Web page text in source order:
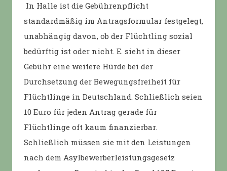
In Halle ist die Gebührenpflicht
standardmäßig im Antragsformular festgelegt,
unabhängig davon, ob der Flüchtling sozial
bedürftig ist oder nicht. E. sieht in dieser
Gebühr eine weitere Hürde bei der
Durchsetzung der Bewegungsfreiheit für
Flüchtlinge in Deutschland. Schließlich seien
10 Euro für jeden Antrag gerade für
Flüchtlinge oft kaum finanzierbar.
Schließlich müssen sie mit den Leistungen
nach dem Asylbewerberleistungsgesetz